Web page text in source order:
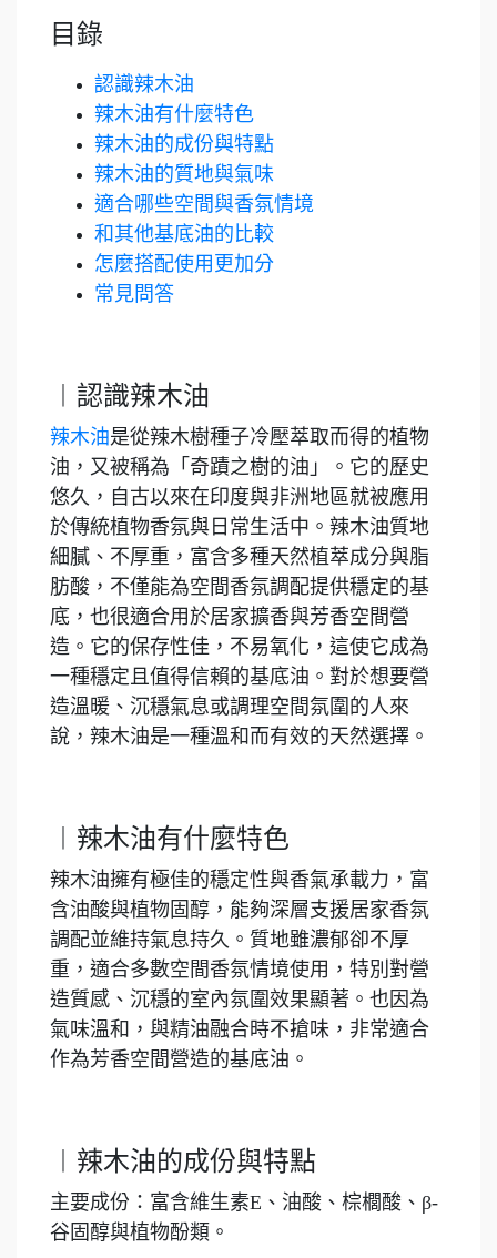
目錄
認識辣木油
辣木油有什麼特色
辣木油的成份與特點
辣木油的質地與氣味
適合哪些空間與香氛情境
和其他基底油的比較
怎麼搭配使用更加分
常見問答
︱認識辣木油
辣木油是從辣木樹種子冷壓萃取而得的植物
油，又被稱為「奇蹟之樹的油」。它的歷史
悠久，自古以來在印度與非洲地區就被應用
於傳統植物香氛與日常生活中。辣木油質地
細膩、不厚重，富含多種天然植萃成分與脂
肪酸，不僅能為空間香氛調配提供穩定的基
底，也很適合用於居家擴香與芳香空間營
造。它的保存性佳，不易氧化，這使它成為
一種穩定且值得信賴的基底油。對於想要營
造溫暖、沉穩氣息或調理空間氛圍的人來
說，辣木油是一種溫和而有效的天然選擇。
︱辣木油有什麼特色
辣木油擁有極佳的穩定性與香氣承載力，富
含油酸與植物固醇，能夠深層支援居家香氛
調配並維持氣息持久。質地雖濃郁卻不厚
重，適合多數空間香氛情境使用，特別對營
造質感、沉穩的室內氛圍效果顯著。也因為
氣味溫和，與精油融合時不搶味，非常適合
作為芳香空間營造的基底油。
︱辣木油的成份與特點
主要成份：富含維生素E、油酸、棕櫚酸、β-
谷固醇與植物酚類。